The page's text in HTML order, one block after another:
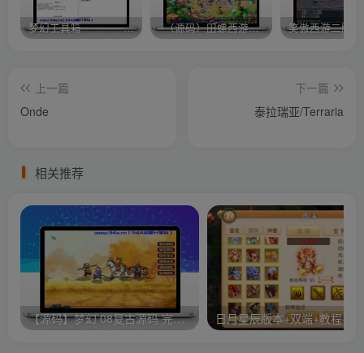
梦幻工具箱————-免费 –（源码）田螺西游9.0 假人摆摊18门派飞升渡劫化圣助战最新BB谛听…. 笑傲西游二版-
上一篇
Onde
下一篇
泰拉瑞亚/Terraria
相关推荐
【源码】梦幻 08复古源码 完整客户端 服务端GGE源码